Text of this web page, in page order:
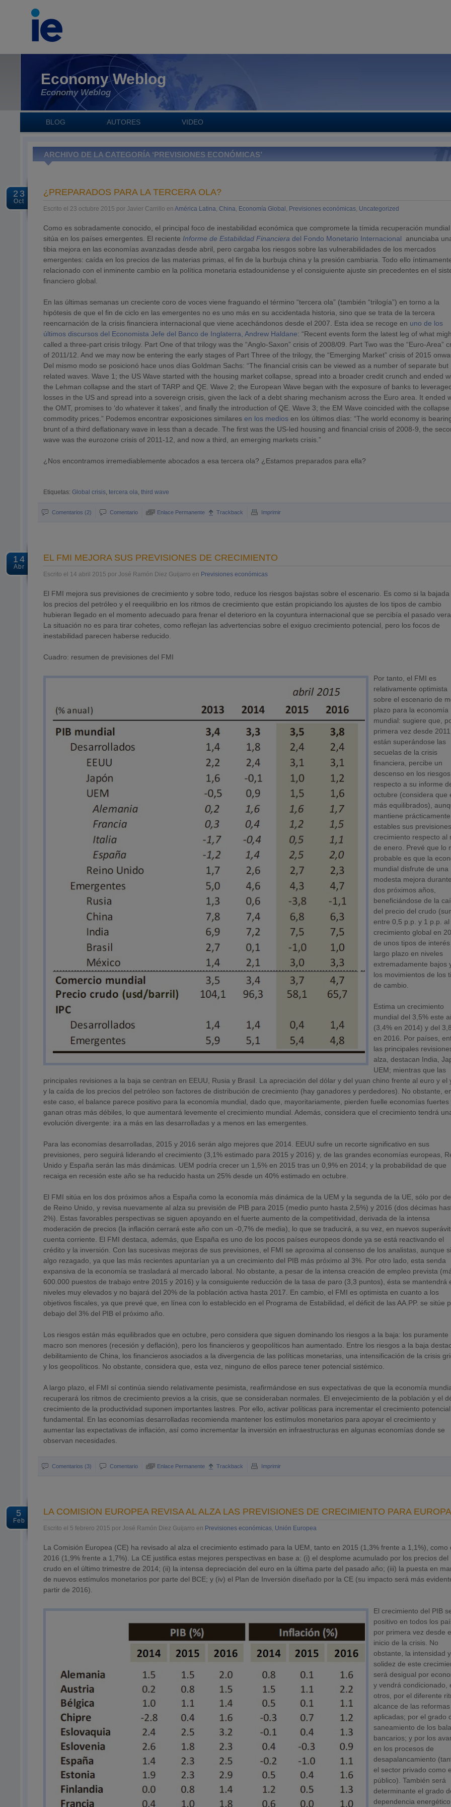
Economy Weblog
Economy Weblog
BLOG AUTORES VIDEO
ARCHIVO DE LA CATEGORÍA ‘PREVISIONES ECONÓMICAS’
23
Oct
¿PREPARADOS PARA LA TERCERA OLA?
Escrito el 23 octubre 2015 por Javier Carrillo enAmérica Latina,China, Economía Global , Previsiones económicas, Uncategorized
Como es sobradamente conocido, el principal foco de inestabilidad económica que compromete la tímida recuperación mundial
sitúa en los países emergentes. El reciente Informe de Estabilidad Financiera del Fondo Monetario Internacional anunciaba
tibia mejora en las economías avanzadas desde abril, pero cargaba los riesgos sobre las vulnerabilidades de los mercados
emergentes: caída en los precios de las materias primas, el fin de la burbuja china y la presión cambiaria. Todo ello
relacionado con el inminente cambio en la política monetaria estadounidense y el consiguiente ajuste sin precedentes en el
financiero global.
En las últimas semanas un creciente coro de voces viene fraguando el término “tercera ola” (también “trilogía”) en torno a la
hipótesis de que el fin de ciclo en las emergentes no es uno más en su accidentada historia, sino que se trata de la tercera
reencarnación de la crisis financiera internacional que viene acechándonos desde el 2007. Esta idea se recoge en uno de los
últimos discursos del Economista Jefe del Banco de Inglaterra, Andrew Haldane: “Recent events form the latest leg of what
called a three-part crisis trilogy. Part One of that trilogy was the “Anglo-Saxon” crisis of 2008/09. Part Two was the “Euro-Area”
of 2011/12. And we may now be entering the early stages of Part Three of the trilogy, the “Emerging Market” crisis of 2015
Del mismo modo se posicionó hace unos días Goldman Sachs: “The financial crisis can be viewed as a number of separate but
related waves. Wave 1; the US Wave started with the housing market collapse, spread into a broader credit crunch and ended
the Lehman collapse and the start of TARP and QE. Wave 2; the European Wave began with the exposure of banks to
losses in the US and spread into a sovereign crisis, given the lack of a debt sharing mechanism across the Euro area. It ended
the OMT, promises to ‘do whatever it takes’, and finally the introduction of QE. Wave 3; the EM Wave coincided with the collapse
commodity prices.” Podemos encontrar exposiciones similaresen los medios en los últimos días: “The world economy is
brunt of a third deflationary wave in less than a decade. The first was the US-led housing and financial crisis of 2008-9, the
wave was the eurozone crisis of 2011-12, and now a third, an emerging markets crisis.”
¿Nos encontramos irremediablemente abocados a esa tercera ola? ¿Estamos preparados para ella?
Etiquetas:Global crisis,tercera ola,third wave
Comentarios (2) Comentario Enlace Permanente Trackback Imprimir
14
Abr
EL FMI MEJORA SUS PREVISIONES DE CRECIMIENTO
Escrito el 14 abril 2015 por José Ramón Diez Guijarro en Previsiones económicas
El FMI mejora sus previsiones de crecimiento y sobre todo, reduce los riesgos bajistas sobre el escenario. Es como si la bajada
los precios del petróleo y el reequilibrio en los ritmos de crecimiento que están propiciando los ajustes de los tipos de cambio
hubieran llegado en el momento adecuado para frenar el deterioro en la coyuntura internacional que se percibía el pasado
La situación no es para tirar cohetes, como reflejan las advertencias sobre el exiguo crecimiento potencial, pero los focos de
inestabilidad parecen haberse reducido.
Cuadro: resumen de previsiones del FMI
Por tanto, el FMI es
relativamente optimista
sobre el escenario de
plazo para la economía
mundial: sugiere que,
primera vez desde 2011,
están superándose las
secuelas de la crisis
financiera, percibe un
descenso en los riesgos
respecto a su informe
octubre (considera que
más equilibrados),
mantiene prácticamente
estables sus
crecimiento respecto al
de enero. Prevé que lo
probable es que la
mundial disfrute de una
modesta mejora
dos próximos años,
beneficiándose de la
del precio del crudo
entre 0,5 p.p. y 1 p.p. al
crecimiento global en
de unos tipos de interés
largo plazo en niveles
extremadamente bajos
los movimientos de los
de cambio.
Estima un crecimiento
mundial del 3,5% este
(3,4% en 2014) y del
en 2016. Por países,
las principales
alza, destacan India,
UEM; mientras que las
principales revisiones a la baja se centran en EEUU, Rusia y Brasil. La apreciación del dólar y del yuan chino frente al euro y el
y la caída de los precios del petróleo son factores de distribución de crecimiento (hay ganadores y perdedores). No obstante,
este caso, el balance parece positivo para la economía mundial, dado que, mayoritariamente, pierden fuelle economías fuertes
ganan otras más débiles, lo que aumentará levemente el crecimiento mundial. Además, considera que el crecimiento tendrá
evolución divergente: ira a más en las desarrolladas y a menos en las emergentes.
Para las economías desarrolladas, 2015 y 2016 serán algo mejores que 2014. EEUU sufre un recorte significativo en sus
previsiones, pero seguirá liderando el crecimiento (3,1% estimado para 2015 y 2016) y, de las grandes economías europeas,
Unido y España serán las más dinámicas. UEM podría crecer un 1,5% en 2015 tras un 0,9% en 2014; y la probabilidad de que
recaiga en recesión este año se ha reducido hasta un 25% desde un 40% estimado en octubre.
El FMI sitúa en los dos próximos años a España como la economía más dinámica de la UEM y la segunda de la UE, sólo por
de Reino Unido, y revisa nuevamente al alza su previsión de PIB para 2015 (medio punto hasta 2,5%) y 2016 (dos décimas
2%). Estas favorables perspectivas se siguen apoyando en el fuerte aumento de la competitividad, derivada de la intensa
moderación de precios (la inflación cerrará este año con un -0,7% de media), lo que se traducirá, a su vez, en nuevos
cuenta corriente. El FMI destaca, además, que España es uno de los pocos países europeos donde ya se está reactivando el
crédito y la inversión. Con las sucesivas mejoras de sus previsiones, el FMI se aproxima al consenso de los analistas, aunque
algo rezagado, ya que las más recientes apuntarían ya a un crecimiento del PIB más próximo al 3%. Por otro lado, esta senda
expansiva de la economía se trasladará al mercado laboral. No obstante, a pesar de la intensa creación de empleo prevista
600.000 puestos de trabajo entre 2015 y 2016) y la consiguiente reducción de la tasa de paro (3,3 puntos), ésta se mantendrá
niveles muy elevados y no bajará del 20% de la población activa hasta 2017. En cambio, el FMI es optimista en cuanto a los
objetivos fiscales, ya que prevé que, en línea con lo establecido en el Programa de Estabilidad, el déficit de las AA.PP. se sitúe
debajo del 3% del PIB el próximo año.
Los riesgos están más equilibrados que en octubre, pero considera que siguen dominando los riesgos a la baja: los puramente
macro son menores (recesión y deflación), pero los financieros y geopolíticos han aumentado. Entre los riesgos a la baja
debilitamiento de China, los financieros asociados a la divergencia de las políticas monetarias, una intensificación de la crisis
y los geopolíticos. No obstante, considera que, esta vez, ninguno de ellos parece tener potencial sistémico.
A largo plazo, el FMI sí continúa siendo relativamente pesimista, reafirmándose en sus expectativas de que la economía
recuperará los ritmos de crecimiento previos a la crisis, que se consideraban normales. El envejecimiento de la población y el
crecimiento de la productividad suponen importantes lastres. Por ello, activar políticas para incrementar el crecimiento
fundamental. En las economías desarrolladas recomienda mantener los estímulos monetarios para apoyar el crecimiento y
aumentar las expectativas de inflación, así como incrementar la inversión en infraestructuras en algunas economías donde se
observan necesidades.
Comentarios (3) Comentario Enlace Permanente Trackback Imprimir
5
Feb
LA COMISIÓN EUROPEA REVISA AL ALZA LAS PREVISIONES DE CRECIMIENTO PARA EUROPA
Escrito el 5 febrero 2015 por José Ramón Diez Guijarro en Previsiones económicas, Unión Europea
La Comisión Europea (CE) ha revisado al alza el crecimiento estimado para la UEM, tanto en 2015 (1,3% frente a 1,1%), como
2016 (1,9% frente a 1,7%). La CE justifica estas mejores perspectivas en base a: (i) el desplome acumulado por los precios del
crudo en el último trimestre de 2014; (ii) la intensa depreciación del euro en la última parte del pasado año; (iii) la puesta en
de nuevos estímulos monetarios por parte del BCE; y (iv) el Plan de Inversión diseñado por la CE (su impacto será más
partir de 2016).
El crecimiento del PIB
positivo en todos los
por primera vez desde
inicio de la crisis. No
obstante, la intensidad y
solidez de este
será desigual por
y vendrá condicionado,
otros, por el diferente
alcance de las reformas
aplicadas; por el grado
saneamiento de los
bancarios; y por los
en los procesos de
desapalancamiento
el sector privado como
público). También será
determinante el grado
dependencia